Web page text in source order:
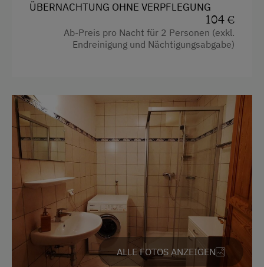
Hypoallergenes Kissen
Kühlschrank
Verbundene Zimmer
Wlan
Doppelbett (Kingsize)
Einzelbett
ÜBERNACHTUNG OHNE VERPFLEGUNG
104 €
Ab-Preis pro Nacht für 2 Personen (exkl.
Endreinigung und Nächtigungsabgabe)
ALLE FOTOS ANZEIGEN